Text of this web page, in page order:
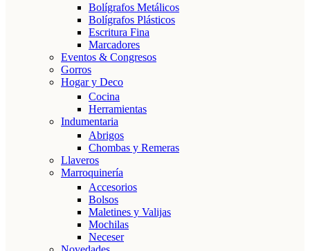
Bolígrafos Metálicos
Bolígrafos Plásticos
Escritura Fina
Marcadores
Eventos & Congresos
Gorros
Hogar y Deco
Cocina
Herramientas
Indumentaria
Abrigos
Chombas y Remeras
Llaveros
Marroquinería
Accesorios
Bolsos
Maletines y Valijas
Mochilas
Neceser